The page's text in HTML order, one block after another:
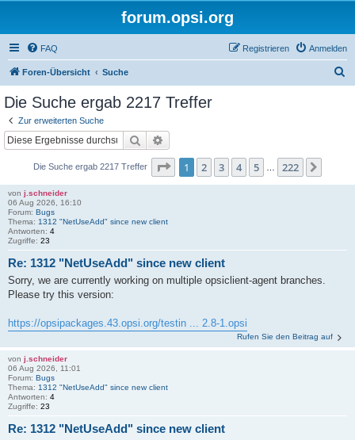
forum.opsi.org
FAQ Anmelden
Registrieren
Foren-Übersicht Suche
Die Suche ergab 2217 Treffer
Zur erweiterten Suche
Suche
Die Suche ergab 2217 Treffer Seite 1von 222
1 2 3 4 5 222
von j.schneider
06 Aug 2026, 16:10
Forum: Bugs
Thema: 1312 "NetUseAdd" since new client
Antworten: 4
Zugriffe: 23
Re: 1312 "NetUseAdd" since new client
Sorry, we are currently working on multiple opsiclient-agent branches.
Please try this version:
https://opsipackages.43.opsi.org/testin ... 2.8-1.opsi
Rufen Sie den Beitrag auf
von j.schneider
06 Aug 2026, 11:01
Forum: Bugs
Thema: 1312 "NetUseAdd" since new client
Antworten: 4
Zugriffe: 23
Re: 1312 "NetUseAdd" since new client